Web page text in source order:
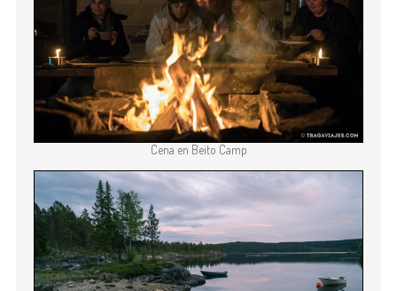
Cena en Beito Camp